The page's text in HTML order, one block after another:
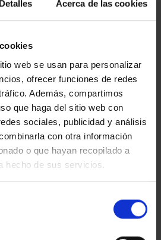
Detalles Acerca de las cookies
web se usan para personalizar
ofrecer funciones de redes
Además, compartimos
que haga del sitio web con
sociales, publicidad y análisis
con otra información
o que hayan recopilado a
hecho de sus servicios.